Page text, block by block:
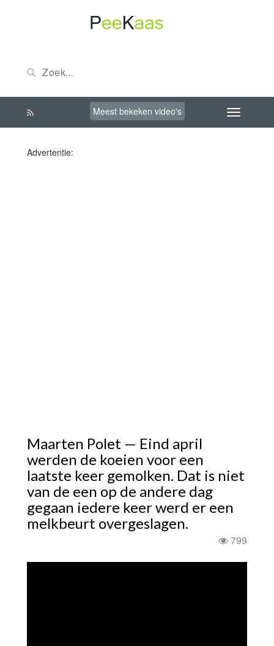
Meest bekeken video's
Advertentie:
Maarten Polet — Eind april
werden de koeien voor een
laatste keer gemolken. Dat is niet
van de een op de andere dag
gegaan iedere keer werd er een
melkbeurt overgeslagen.
799